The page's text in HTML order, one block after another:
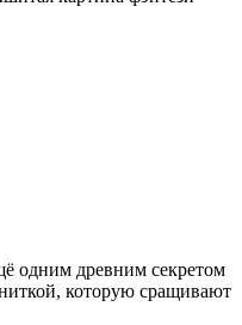
одним древним секретом
которую сращивают